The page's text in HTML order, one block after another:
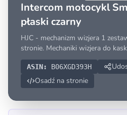
Intercom motocykl
płaski czarny
HJC - mechanizm wizjera 1
stronie. Mechaniki wizjera do
ASIN: B06XGD393H
Osadź na stronie